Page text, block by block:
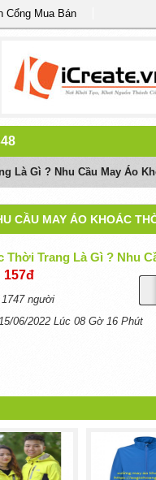
Cổng Mua Bán
Là Gì ? Nhu Cầu May Áo
CẦU MAY ÁO KHOÁC
Thời Trang Là Gì ? Nhu
157đ
người
06/2022 Lúc 08 Gờ 16 Phút